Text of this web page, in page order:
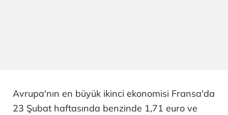
Avrupa'nın en büyük ikinci ekonomisi Fransa'da
23 Şubat haftasında benzinde 1,71 euro ve